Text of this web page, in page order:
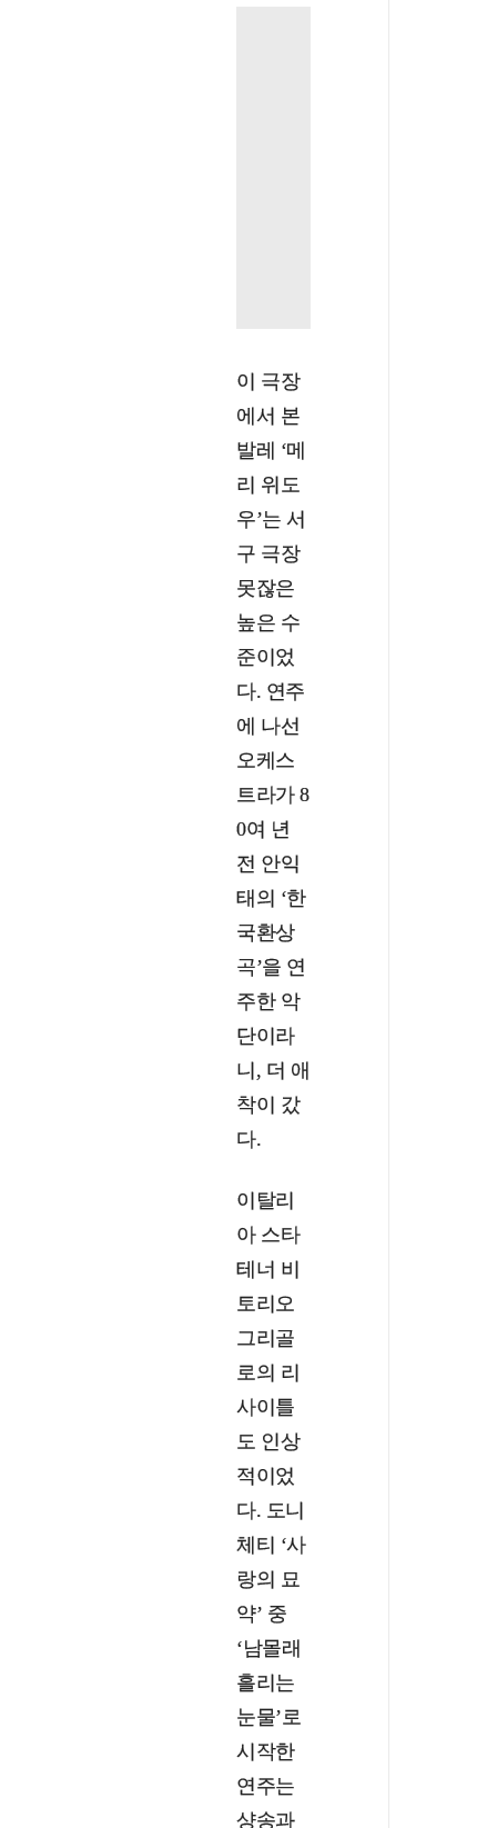
이 극장
에서 본
발레 ‘메
리 위도
우’는 서
구 극장
못잖은
높은 수
준이었
다. 연주
에 나선
오케스
트라가 8
0여 년
전 안익
태의 ‘한
국환상
곡’을 연
주한 악
단이라
니, 더 애
착이 갔
다.
이탈리
아 스타
테너 비
토리오
그리골
로의 리
사이틀
도 인상
적이었
다. 도니
체티 ‘사
랑의 묘
약’ 중
‘남몰래
흘리는
눈물’로
시작한
연주는
샹송과